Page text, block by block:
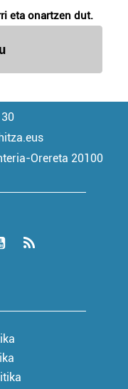
eta onartzen dut.
Orereta 20100